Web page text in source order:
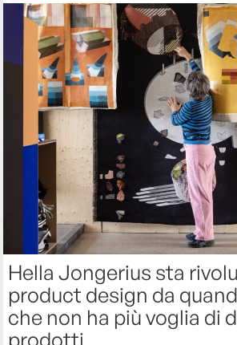
Hella Jongerius sta
product design da
che non ha più voglia di
prodotti